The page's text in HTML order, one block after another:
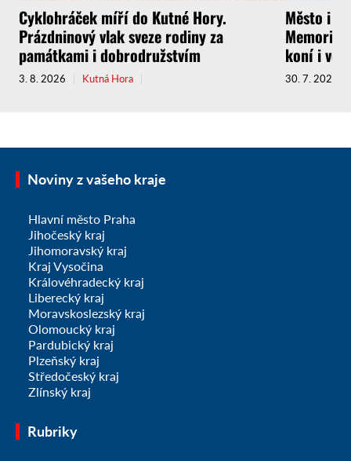
Cyklohráček míří do Kutné Hory.
Prázdninový vlak sveze rodiny za
památkami i dobrodružstvím
3. 8. 2026 Kutná Hora
Město i
Memoriál
koní i
30. 7. 2026
Noviny z vašeho kraje
Hlavní město Praha
Jihočeský kraj
Jihomoravský kraj
Kraj Vysočina
Královéhradecký kraj
Liberecký kraj
Moravskoslezský kraj
Olomoucký kraj
Pardubický kraj
Plzeňský kraj
Středočeský kraj
Zlínský kraj
Rubriky